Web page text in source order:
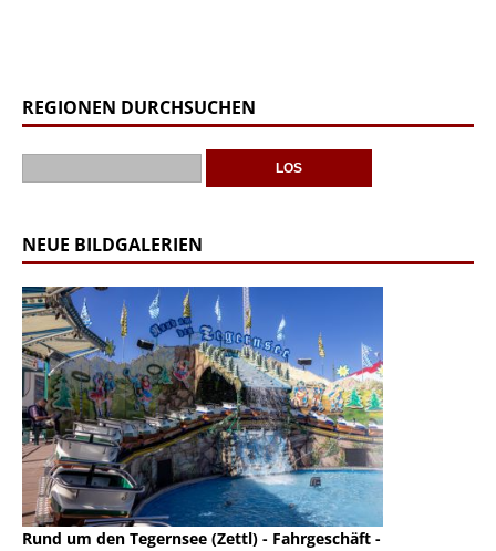
REGIONEN DURCHSUCHEN
NEUE BILDGALERIEN
Rund um den Tegernsee (Zettl) - Fahrgeschäft -